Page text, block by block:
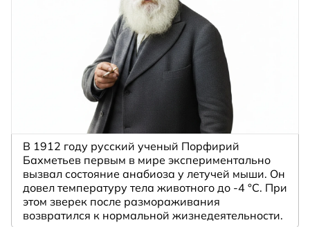
В 1912 году русский ученый Порфирий
Бахметьев первым в мире экспериментально
вызвал состояние анабиоза у летучей мыши. Он
довел температуру тела животного до -4 °C. При
этом зверек после размораживания
возвратился к нормальной жизнедеятельности.